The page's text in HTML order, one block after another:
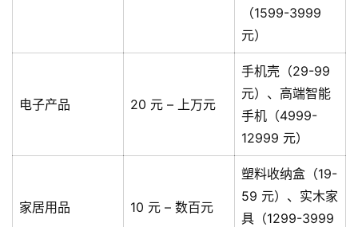
（1599-3999
元）
电子产品 20 元 – 上万元
手机壳（29-99
元）、高端智能
手机（4999-
12999 元）
家居用品 10 元 – 数百元
塑料收纳盒（19-
59 元）、实木家
具（1299-3999